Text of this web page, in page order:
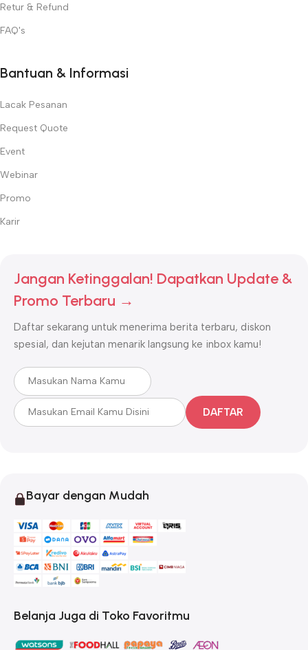
Retur & Refund
FAQ's
Bantuan & Informasi
Lacak Pesanan
Request Quote
Event
Webinar
Promo
Karir
Jangan Ketinggalan! Dapatkan Update &
Promo Terbaru →
Daftar sekarang untuk menerima berita terbaru, diskon
spesial, dan kejutan menarik langsung ke inbox kamu!
DAFTAR
Bayar dengan Mudah
Belanja Juga di Toko Favoritmu